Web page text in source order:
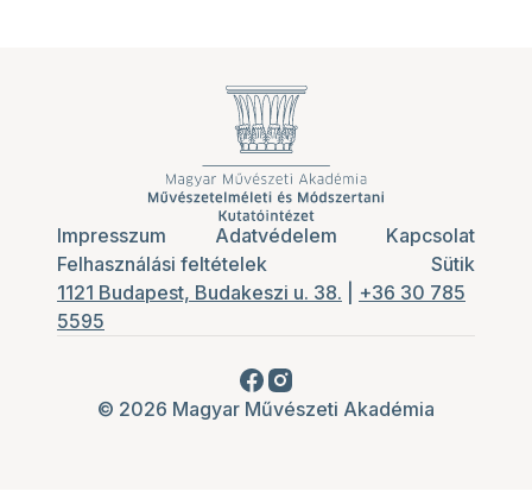
Impresszum Adatvédelem
Kapcsolat
Felhasználási feltételek
Sütik
1121 Budapest, Budakeszi u. 38.
+36 30 785
5595
© 2026 Magyar Művészeti Akadémia